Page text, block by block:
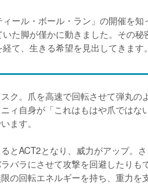
ール・ボール・ラン」の開催を
た脚が僅かに動きました。その秘
て、生きる希望を見出してきます。
ク。爪を高速で回転させて弾丸
ィ自身が「これはもはや爪では
ます。
とACT2となり、威力がアップ。
バラにさせて攻撃を回避したり
の回転エネルギーを持ち、重力を